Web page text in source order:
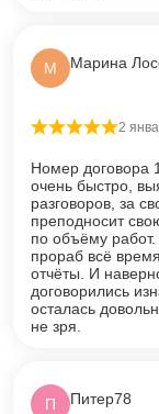
М Марина
Оценка5
2
Номер договора
очень быстро,
разговоров, за
преподносит
по объёму
прораб всё
отчёты. И
договорились
осталась
не зря.
П Питер78